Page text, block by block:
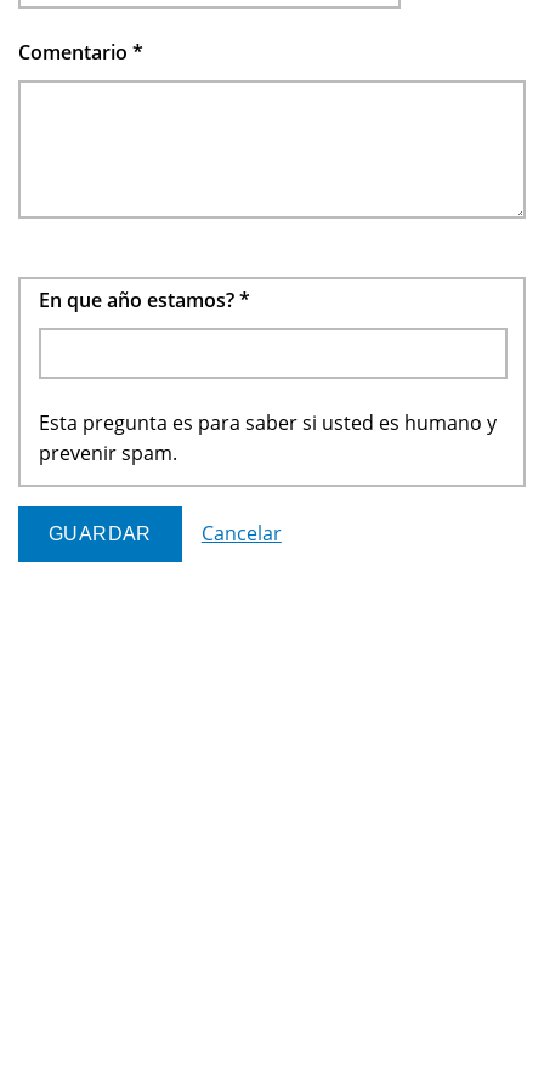
Comentario *
En que año estamos?*
Esta pregunta es para saber si usted es humano y
prevenir spam.
Cancelar